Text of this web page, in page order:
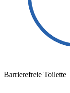
Barrierefreie Toilette